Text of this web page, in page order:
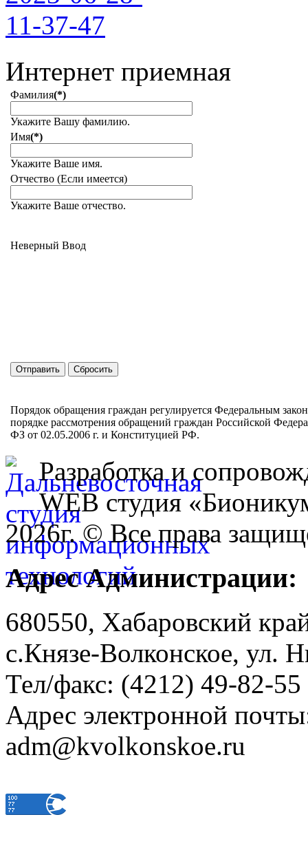
Интернет приемная
Фамилия(*)
Укажите Вашу фамилию.
Имя(*)
Укажите Ваше имя.
Отчество (Если имеется)
Укажите Ваше отчество.
Неверный Ввод
Порядок обращения граждан регулируется Федеральным
порядке рассмотрения обращений граждан Российской
ФЗ от 02.05.2006 г. и Конституцией РФ.
Разработка и
WEB студия
2026г. © Все права
Адрес Администрации:
680550, Хабаровский
с.Князе-Волконское, ул.
Тел/факс: (4212) 49-82-55
Адрес электронной
adm@kvolkonskoe.ru